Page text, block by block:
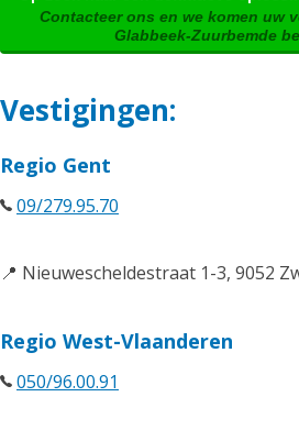
Contacteer ons en we komen uw
Glabbeek-Zuurbemde
Vestigingen:
Regio Gent
09/279.95.70
📍 Nieuwescheldestraat 1-3, 9052
Regio West-Vlaanderen
050/96.00.91